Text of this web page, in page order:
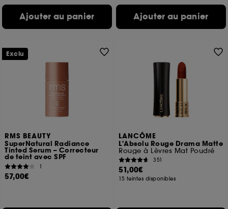
Ajouter au panier Ajouter au panier
RMS BEAUTY
SuperNatural Radiance
Tinted Serum – Correcteur
de teint avec SPF
1
57,00€
Exclu
LANCÔME
L'Absolu Rouge Drama Matte
Rouge à Lèvres Mat Poudré
351
51,00€
15 teintes disponibles